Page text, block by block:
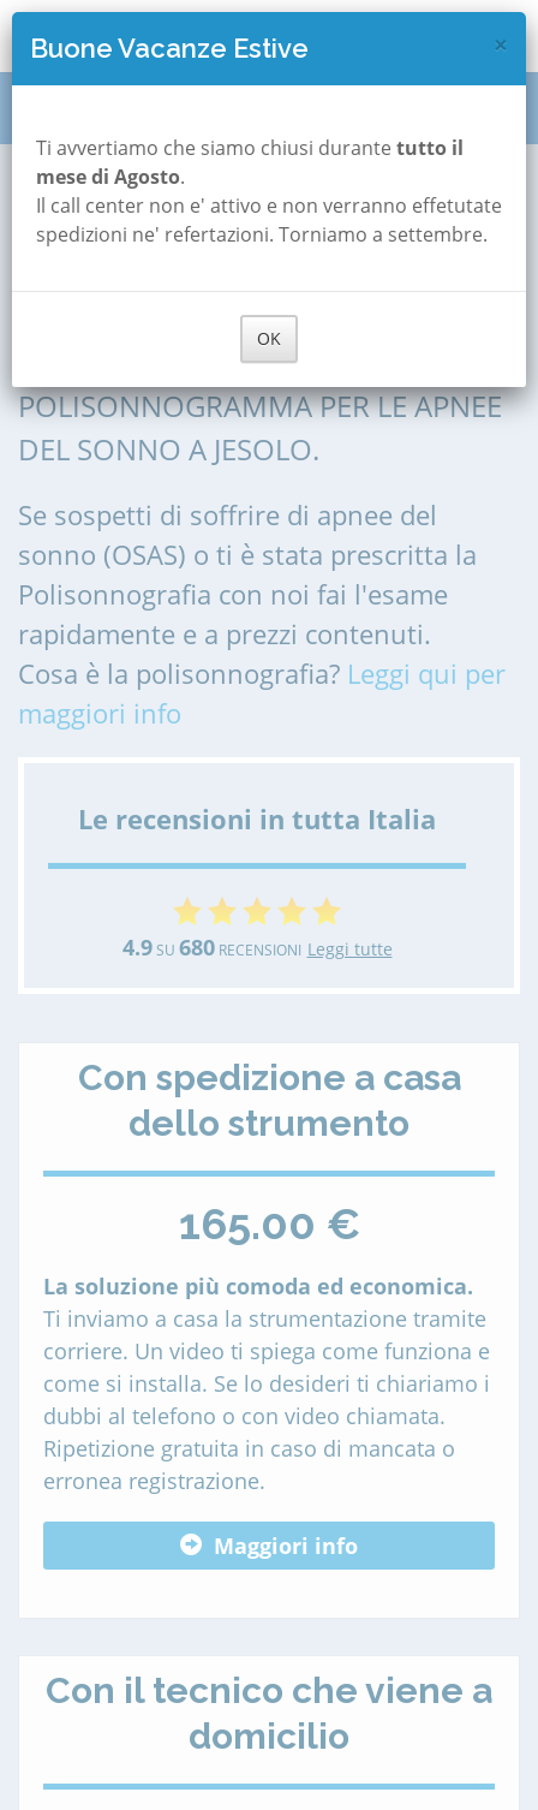
Polisonnografia a
Jesolo
POLISONNOGRAFIA, POLIGRAFIA,
POLISONNOGRAMMA PER LE APNEE
DEL SONNO A JESOLO.
Se sospetti di soffrire di apnee del
sonno (OSAS) o ti è stata prescritta la
Polisonnografia con noi fai l'esame
rapidamente e a prezzi contenuti.
Cosa è la polisonnografia? Leggi qui per
maggiori info
Le recensioni in tutta Italia
4.9SU 680RECENSIONI Leggi tutte
Con spedizione a casa
dello strumento
165.00 €
La soluzione più comoda ed economica.
Ti inviamo a casa la strumentazione tramite
corriere. Un video ti spiega come funziona e
come si installa. Se lo desideri ti chiariamo i
dubbi al telefono o con video chiamata.
Ripetizione gratuita in caso di mancata o
erronea registrazione.
Maggiori info
Con il tecnico che viene a
domicilio
×
Buone Vacanze Estive
Ti avvertiamo che siamo chiusi durante tutto il
mese di Agosto.
Il call center non e' attivo e non verranno effetutate
spedizioni ne' refertazioni. Torniamo a settembre.
OK